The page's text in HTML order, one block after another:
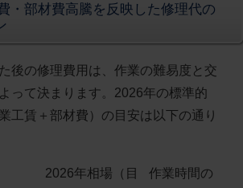
・部材費高騰を反映した修理代の
後の修理費用は、作業の難易度と交
って決まります。2026年の標準的
工賃＋部材費）の目安は以下の通り
2026年相場（目
作業時間の